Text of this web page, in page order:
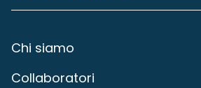
Chi siamo
Collaboratori